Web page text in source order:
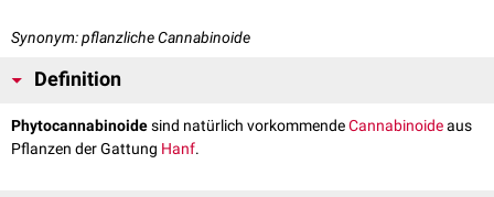
Synonym: pflanzliche Cannabinoide
Definition
Phytocannabinoidesind natürlich vorkommendeCannabinoideaus
Pflanzen der Gattung Hanf.